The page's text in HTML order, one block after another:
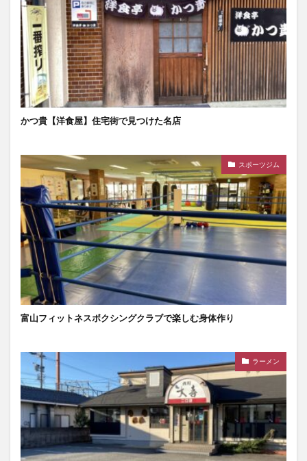
かつ貴【洋食屋】住宅街で見つけた名店
スポーツジム
富山フィットネスボクシングクラブで楽しむ身体作り
ラーメン